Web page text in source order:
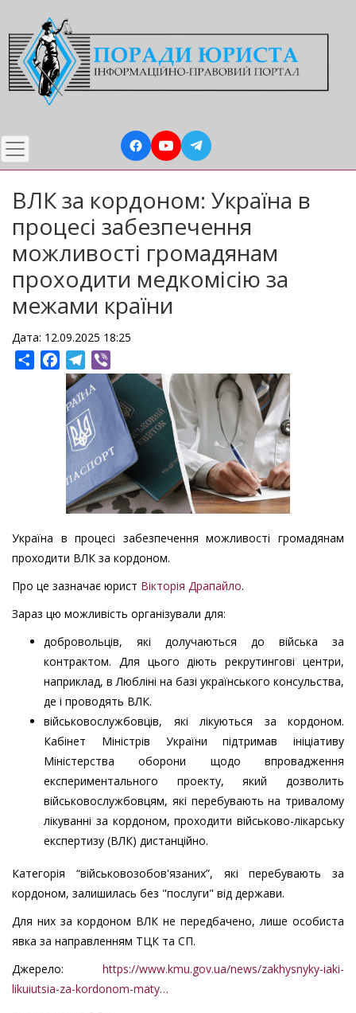
до
основного
вмісту
ВЛК за кордоном: Україна в
процесі забезпечення
можливості громадянам
проходити медкомісію за
межами країни
Дата: 12.09.2025 18:25
ShareFacebookTelegram
Україна в процесі забезпечення можливості громадянам
проходити ВЛК за кордоном.
Про це зазначає юрист Вікторія Драпайло.
Зараз цю можливість організували для:
добровольців, які долучаються до війська за
контрактом. Для цього діють рекрутингові центри,
наприклад, в Любліні на базі українського консульства,
де і проводять ВЛК.
військовослужбовців, які лікуються за кордоном.
Кабінет Міністрів України підтримав ініціативу
Міністерства оборони щодо впровадження
експериментального проекту, який дозволить
військовослужбовцям, які перебувають на тривалому
лікуванні за кордоном, проходити військово-лікарську
експертизу (ВЛК) дистанційно.
Категорія “військовозобов'язаних”, які перебувають за
кордоном, залишилась без "послуги" від держави.
Для них за кордоном ВЛК не передбачено, лише особиста
явка за направленням ТЦК та СП.
Джерело: https://www.kmu.gov.ua/news/zakhysnyky-iaki-
likuiutsia-za-kordonom-maty…